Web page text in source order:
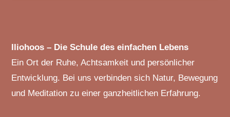
Iliohoos – Die Schule des einfachen Lebens
Ein Ort der Ruhe, Achtsamkeit und persönlicher
Entwicklung. Bei uns verbinden sich Natur, Bewegung
und Meditation zu einer ganzheitlichen Erfahrung.